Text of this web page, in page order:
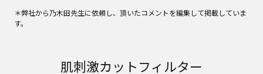
＊弊社から乃木田先生に依頼し、頂いたコメントを編集して掲載していま
す。
肌刺激カットフィルター